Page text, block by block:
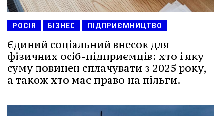
РОСІЯ БІЗНЕС ПІДПРИЄМНИЦТВО
Єдиний соціальний внесок для
фізичних осіб-підприємців: хто і яку
суму повинен сплачувати з 2025 року,
а також хто має право на пільги.